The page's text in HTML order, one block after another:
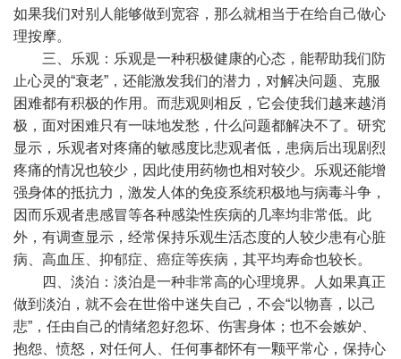
如果我们对别人能够做到宽容，那么就相当于在给自己做心
理按摩。
三、乐观：乐观是一种积极健康的心态，能帮助我们防
止心灵的“衰老”，还能激发我们的潜力，对解决问题、克服
困难都有积极的作用。而悲观则相反，它会使我们越来越消
极，面对困难只有一味地发愁，什么问题都解决不了。研究
显示，乐观者对疼痛的敏感度比悲观者低，患病后出现剧烈
疼痛的情况也较少，因此使用药物也相对较少。乐观还能增
强身体的抵抗力，激发人体的免疫系统积极地与病毒斗争，
因而乐观者患感冒等各种感染性疾病的几率均非常低。此
外，有调查显示，经常保持乐观生活态度的人较少患有心脏
病、高血压、抑郁症、癌症等疾病，其平均寿命也较长。
四、淡泊：淡泊是一种非常高的心理境界。人如果真正
做到淡泊，就不会在世俗中迷失自己，不会“以物喜，以己
悲”，任由自己的情绪忽好忽坏、伤害身体；也不会嫉妒、
抱怨、愤怒，对任何人、任何事都怀有一颗平常心，保持心